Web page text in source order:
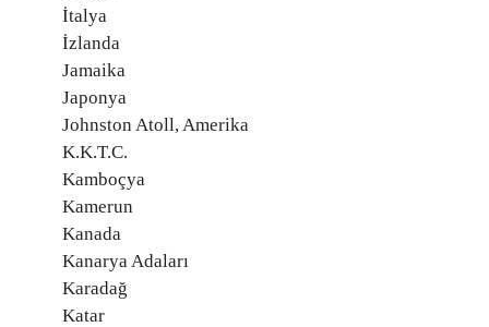
İtalya
İzlanda
Jamaika
Japonya
Johnston Atoll, Amerika
K.K.T.C.
Kamboçya
Kamerun
Kanada
Kanarya Adaları
Karadağ
Katar